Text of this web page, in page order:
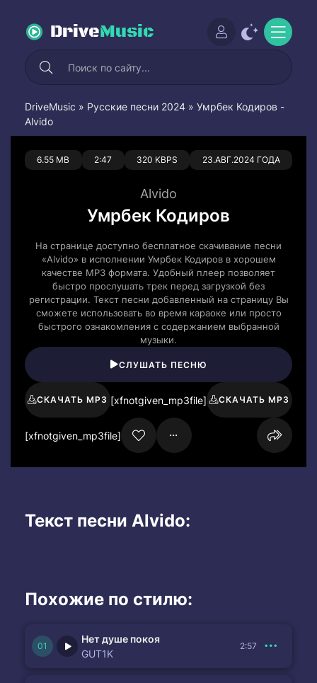
DriveMusic
DriveMusic » Русские песни 2024 » Умрбек Кодиров -
Alvido
6.55 MB 2:47 320 KBPS 23.АВГ.2024 ГОДА
0 0
Alvido
Умрбек Кодиров
На странице доступно бесплатное скачивание песни
«Alvido» в исполнении Умрбек Кодиров в хорошем
качестве MP3 формата. Удобный плеер позволяет
быстро прослушать трек перед загрузкой без
регистрации. Текст песни добавленный на страницу Вы
сможете использовать во время караоке или просто
быстрого ознакомления с содержанием выбранной
музыки.
СЛУШАТЬ ПЕСНЮ
СКАЧАТЬ MP3 [xfnotgiven_mp3file] СКАЧАТЬ MP3
[xfnotgiven_mp3file]
Текст песни Alvido:
Похожие по стилю:
Нет душе покоя
GUT1K
2:57